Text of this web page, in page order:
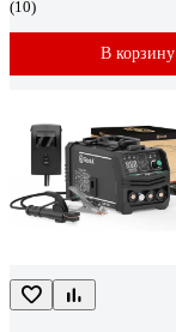
(10)
В корзину